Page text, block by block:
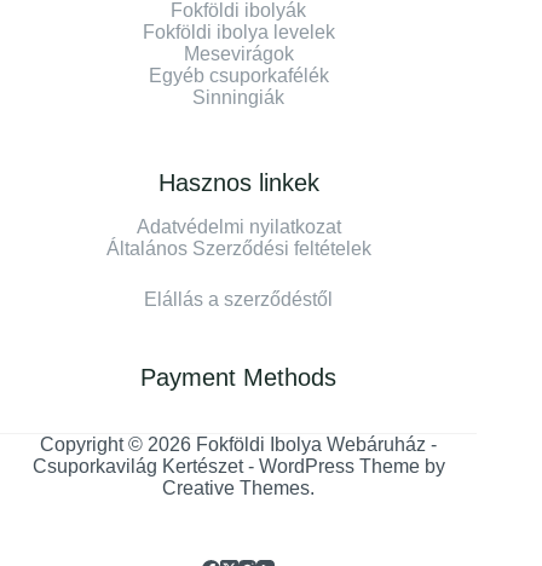
Fokföldi ibolyák
Fokföldi ibolya levelek
Mesevirágok
Egyéb csuporkafélék
Sinningiák
Hasznos linkek
Adatvédelmi nyilatkozat
Általános Szerződési feltételek
Elállás a szerződéstől
Payment Methods
Copyright © 2026 Fokföldi Ibolya Webáruház -
Csuporkavilág Kertészet - WordPress Theme by
Creative Themes.